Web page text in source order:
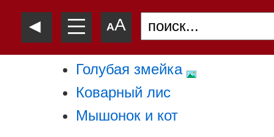
◄ —
—
— AA
Голубая змейка
Коварный лис
Мышонок и кот